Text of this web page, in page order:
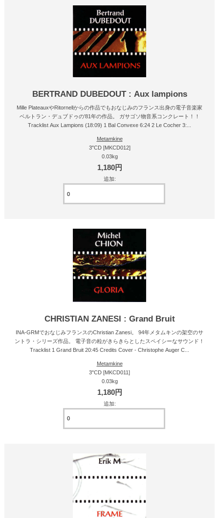
BERTRAND DUBEDOUT : Aux lampions
Mille PlateauxやRitornellからの作品でもおなじみのフランス出身の電子音楽家
ベルトラン・デュブドゥの'81年の作品。 ガサゴソ物音系コンクレート！！
Tracklist Aux Lampions (18:09) 1 Bal Convexe 6:24 2 Le Cocher 3:...
Metamkine
3"CD [MKCD012]
0.03kg
1,180円
追加:
CHRISTIAN ZANESI : Grand Bruit
INA-GRMでおなじみフランスのChristian Zanesi。 94年メタムキンの架空のサ
ントラ・シリーズ作品。 電子音の粒がきらきらとしたスペイシーなサウンド！
Tracklist 1 Grand Bruit 20:45 Credits Cover - Christophe Auger C...
Metamkine
3"CD [MKCD011]
0.03kg
1,180円
追加: